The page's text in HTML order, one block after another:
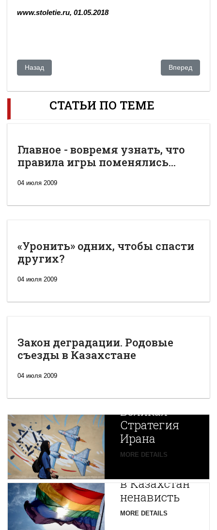
www.stoletie.ru, 01.05.2018
Предыдущий: Астана ожидает решения бельгийского
Назад Следующий:
Вперед
СТАТЬИ ПО ТЕМЕ
Главное - вовремя узнать, что
правила игры поменялись...
04 июля 2009
«Уронить» одних, чтобы спасти
других?
04 июля 2009
Закон деградации. Родовые
съезды в Казахстане
04 июля 2009
Новая
Великая
Стратегия
Ирана
MORE DETAILS
Путин
в Казахстан
ненависть
MORE DETAILS
Центральной
Азии
зарождается